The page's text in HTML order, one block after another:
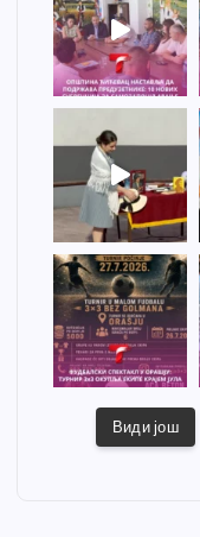
Види још